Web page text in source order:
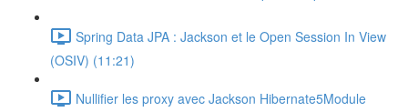
Spring Data JPA : Jackson et le Open Session In View
(OSIV) (11:21)
Nullifier les proxy avec Jackson Hibernate5Module